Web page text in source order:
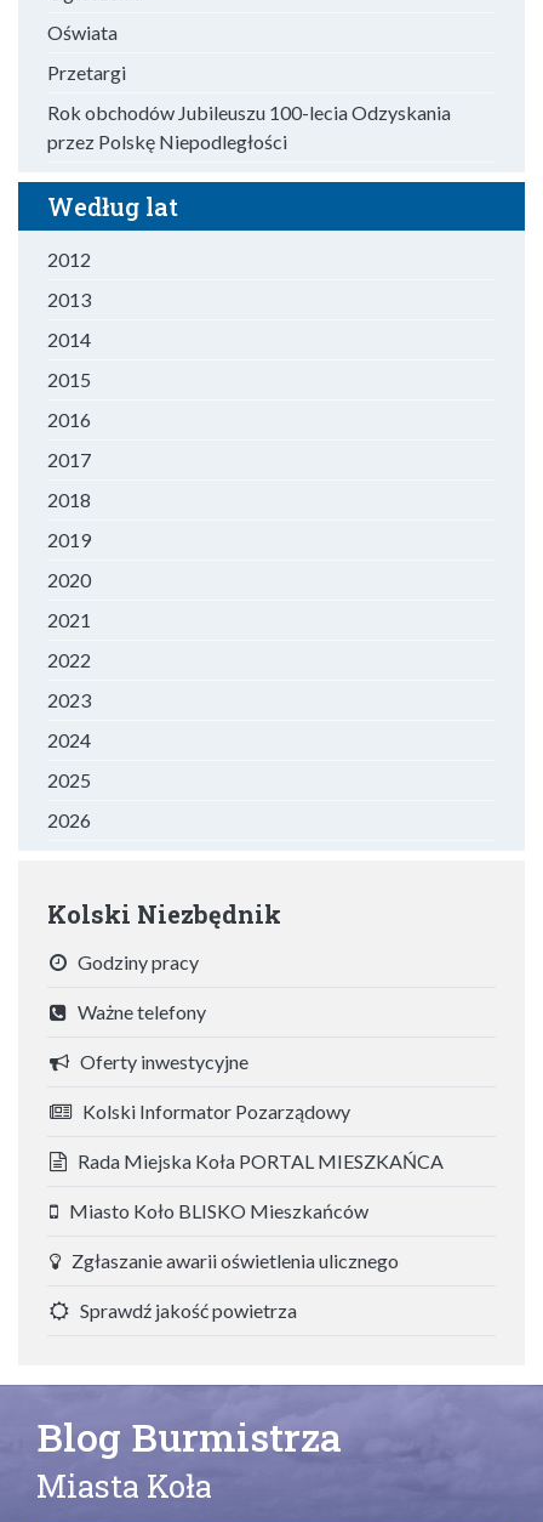
Oświata
Przetargi
Rok obchodów Jubileuszu 100-lecia Odzyskania
przez Polskę Niepodległości
Według lat
2012
2013
2014
2015
2016
2017
2018
2019
2020
2021
2022
2023
2024
2025
2026
Kolski Niezbędnik
Godziny pracy
Ważne telefony
Oferty inwestycyjne
Kolski Informator Pozarządowy
Rada Miejska Koła PORTAL MIESZKAŃCA
Miasto Koło BLISKO Mieszkańców
Zgłaszanie awarii oświetlenia ulicznego
Sprawdź jakość powietrza
Blog Burmistrza
Miasta Koła